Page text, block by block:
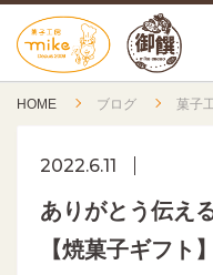
HOME ブログ 菓子
2022.6.11
ありがとう伝え
【焼菓子ギフト